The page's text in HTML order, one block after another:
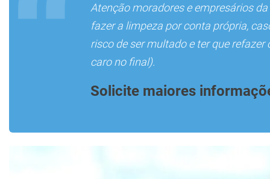
Atenção moradores e empresários da
fazer a limpeza por conta própria,
risco de ser multado e ter que
caro no final).
Solicite maiores